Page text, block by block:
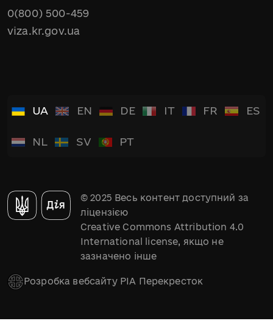
0(800) 500-459
viza.kr.gov.ua
UA EN DE IT FR ES
NL SV PT
© 2025 Весь контент доступний за
ліцензією
Creative Commons Attribution 4.0
International license, якщо не
зазначено інше
Розробка вебсайту РІА Перекресток